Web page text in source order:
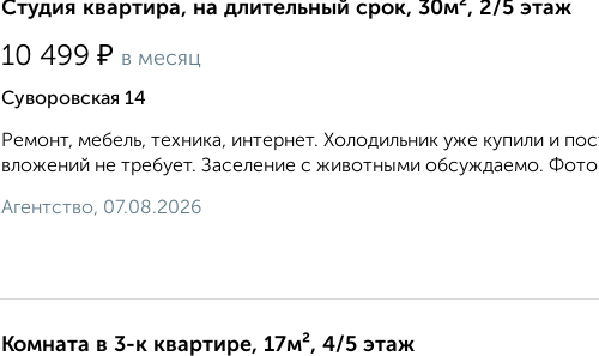
Студия квартира, на длительный срок, 30м², 2/5 этаж
10 499 ₽ в месяц
Суворовская 14
Ремонт, мебель, техника, интернет. Холодильник уже купили и
вложений не требует. Заселение с животными обсуждаемо.
Агентство, 07.08.2026
Комната в 3-к квартире, 17м², 4/5 этаж